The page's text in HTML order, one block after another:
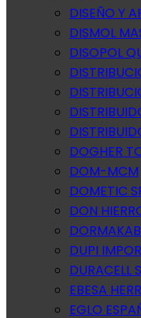
DISEÑO Y
DISMOL
DISOPOL
DOGHER
DOM-MCM
DOMETIC
DON
DUPI
DURACELL
EBESA
EGLO